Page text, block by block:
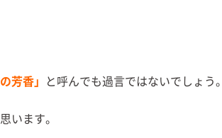
芳香」 と呼んでも過言ではないでしょう。
います。